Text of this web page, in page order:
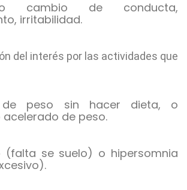
cambio de conducta,
irritabilidad.
del interés por las actividades que
de peso sin hacer dieta, o
de peso.
(falta se suelo) o hipersomnia